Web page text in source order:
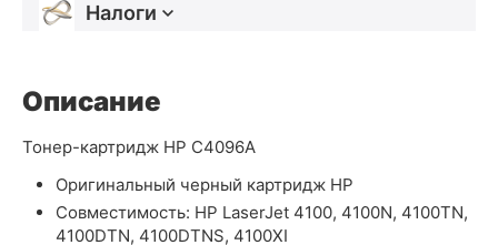
Налоги
Описание
Тонер-картридж HP C4096A
Оригинальный черный картридж HP
Совместимость: HP LaserJet 4100, 4100N, 4100TN,
4100DTN, 4100DTNS, 4100XI